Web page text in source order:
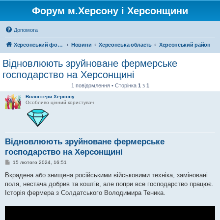
Форум м.Херсону і Херсонщини
Допомога
Херсонський форум Новини Херсонська область Херсонський район
Відновлюють зруйноване фермерське
господарство на Херсонщині
1 повідомлення • Сторінка 1 з 1
Волонтери Херсону
Особливо цінний користувач
Відновлюють зруйноване фермерське
господарство на Херсонщині
П
в
д
о
15 лютого 2024, 16:51
Вкрадена або знищена російськими військовими техніка, заміновані
поля, нестача добрив та коштів, але попри все господарство працює.
Історія фермера з Солдатського Володимира Теника.